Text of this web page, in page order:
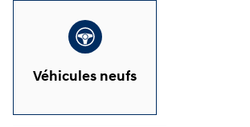
Véhicules neufs